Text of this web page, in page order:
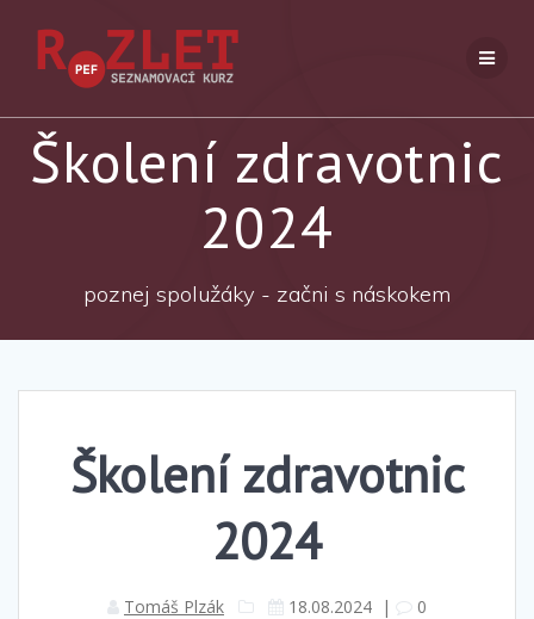
Školení zdravotnic
2024
poznej spolužáky - začni s náskokem
Školení zdravotnic
2024
Tomáš Plzák 18.08.2024 | 0